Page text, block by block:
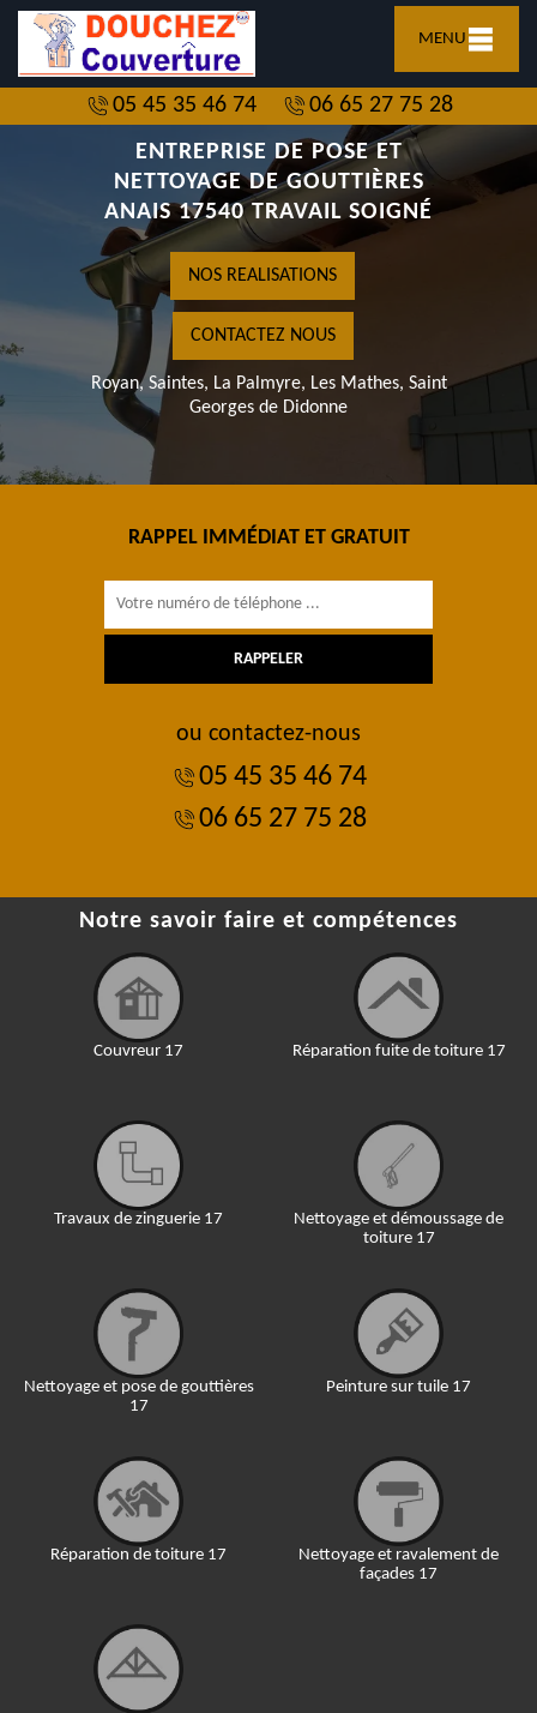
MENU
05 45 35 46 74
06 65 27 75 28
ENTREPRISE DE POSE ET
NETTOYAGE DE GOUTTIÈRES
ANAIS 17540 TRAVAIL SOIGNÉ
NOS REALISATIONS
CONTACTEZ NOUS
Royan, Saintes, La Palmyre, Les Mathes, Saint
Georges de Didonne
RAPPEL IMMÉDIAT ET GRATUIT
ou contactez-nous
05 45 35 46 74
06 65 27 75 28
Notre savoir faire et compétences
Couvreur 17
Travaux de zinguerie 17
Nettoyage et pose de gouttières
17
Réparation de toiture 17
Réparation fuite de toiture 17
Nettoyage et démoussage de
toiture 17
Peinture sur tuile 17
Nettoyage et ravalement de
façades 17